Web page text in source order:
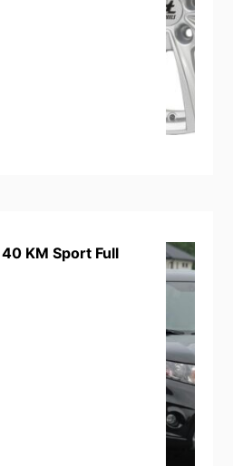
KM Sport Full